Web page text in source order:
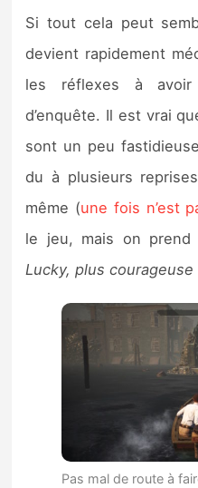
Si tout cela peut
devient rapidement
les réflexes à
d’enquête. Il est vrai
sont un peu
du à plusieurs
même (une fois n’est
le jeu, mais on
Lucky, plus courageuse
Pas mal de route à